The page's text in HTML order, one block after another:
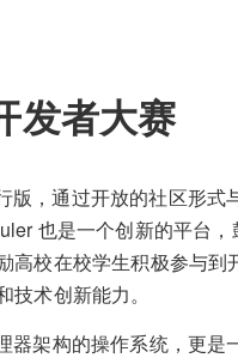
发者大赛
，通过开放的社区形
也是一个创新的平台
高校在校学生积极参与
术创新能力。
架构的操作系统，更